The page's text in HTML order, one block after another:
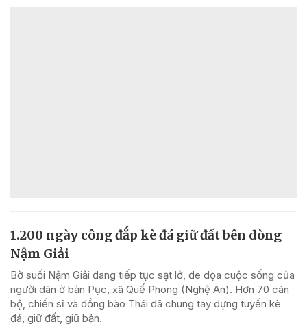
1.200 ngày công đắp kè đá giữ đất bên dòng
Nậm Giải
Bờ suối Nậm Giải đang tiếp tục sạt lở, đe dọa cuộc sống của
người dân ở bản Pục, xã Quế Phong (Nghệ An). Hơn 70 cán
bộ, chiến sĩ và đồng bào Thái đã chung tay dựng tuyến kè
đá, giữ đất, giữ bản.